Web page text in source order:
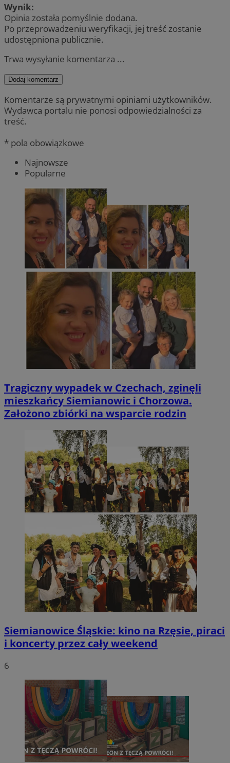
Wynik:
Opinia została pomyślnie dodana.
Po przeprowadzeniu weryfikacji, jej treść zostanie
udostępniona publicznie.
Trwa wysyłanie komentarza ...
Dodaj komentarz
Komentarze są prywatnymi opiniami użytkowników.
Wydawca portalu nie ponosi odpowiedzialności za
treść.
* pola obowiązkowe
Najnowsze
Popularne
Tragiczny wypadek w Czechach, zginęli
mieszkańcy Siemianowic i Chorzowa.
Założono zbiórki na wsparcie rodzin
Siemianowice Śląskie: kino na Rzęsie, piraci
i koncerty przez cały weekend
6